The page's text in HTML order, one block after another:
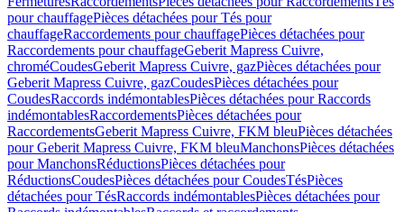
pour chauffagePièces détachées pour Tés pour
chauffageRaccordements pour chauffagePièces détachées pour
Raccordements pour chauffageGeberit Mapress Cuivre,
chroméCoudesGeberit Mapress Cuivre, gazPièces détachées pour
Geberit Mapress Cuivre, gazCoudesPièces détachées pour
CoudesRaccords indémontablesPièces détachées pour Raccords
indémontablesRaccordementsPièces détachées pour
RaccordementsGeberit Mapress Cuivre, FKM bleuPièces détachées
pour Geberit Mapress Cuivre, FKM bleuManchonsPièces détachées
pour ManchonsRéductionsPièces détachées pour
RéductionsCoudesPièces détachées pour CoudesTésPièces
détachées pour TésRaccords indémontablesPièces détachées pour